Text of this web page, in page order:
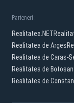
Parteneri:
Realitatea.NET
Realitatea de Arges
Realitatea de Caras-
Realitatea de Botosani
Realitatea de